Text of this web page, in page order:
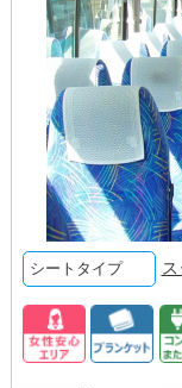
シートタイプ